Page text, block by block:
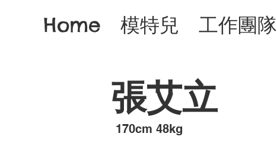
Home 模特兒 工作團隊
張艾立
​170cm 48kg